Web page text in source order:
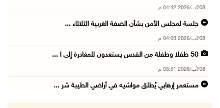
08/آب/2026 04:42 م
جلسة لمجلس الأمن بشأن الضفة الغربية الثلاثاء ...
08/آب/2026 04:03 م
50 طفلا وطفلة من القدس يستعدون للمغادرة إلى ا ...
08/آب/2026 03:51 م
مستعمر إرهابي يُطلق مواشيه في أراضي الطيبة شر ...